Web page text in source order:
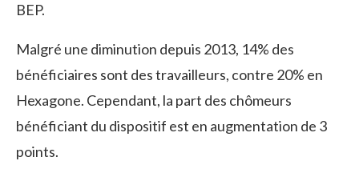
BEP.
Malgré une diminution depuis 2013, 14% des
bénéficiaires sont des travailleurs, contre 20% en
Hexagone. Cependant, la part des chômeurs
bénéficiant du dispositif est en augmentation de 3
points.